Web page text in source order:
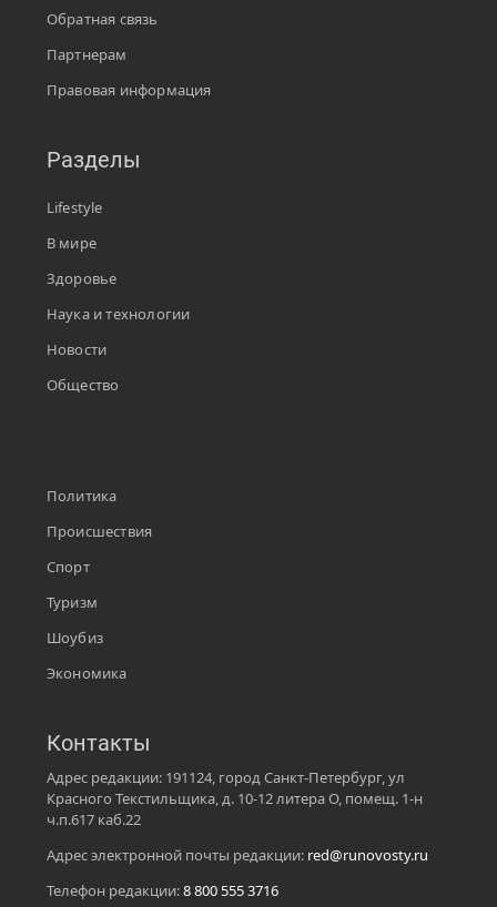
Обратная связь
Партнерам
Правовая информация
Разделы
Lifestyle
В мире
Здоровье
Наука и технологии
Новости
Общество
Политика
Происшествия
Спорт
Туризм
Шоубиз
Экономика
Контакты
Адрес редакции: 191124, город Санкт-Петербург, ул
Красного Текстильщика, д. 10-12 литера О, помещ. 1-н
ч.п.617 каб.22
Адрес электронной почты редакции: red@runovosty.ru
Телефон редакции:8 800 555 3716